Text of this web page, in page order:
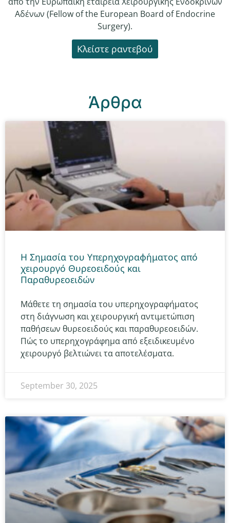
Αδένων (Fellow of the European Board of Endocrine
Surgery).
Κλείστε ραντεβού
Άρθρα
Η Σημασία του Υπερηχογραφήματος από
χειρουργό Θυρεοειδούς και
Παραθυρεοειδών
Μάθετε τη σημασία του υπερηχογραφήματος
στη διάγνωση και χειρουργική αντιμετώπιση
παθήσεων θυρεοειδούς και παραθυρεοειδών.
Πώς το υπερηχογράφημα από εξειδικευμένο
χειρουργό βελτιώνει τα αποτελέσματα.
September 30, 2025